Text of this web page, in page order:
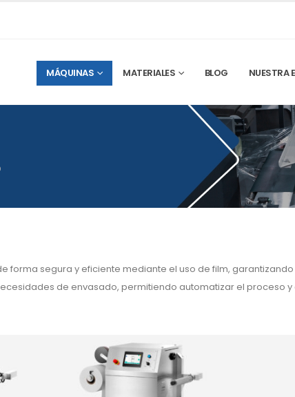
MÁQUINAS MATERIALES BLOG NUESTRA
segura y eficiente mediante el uso de film,
de envasado, permitiendo automatizar el proceso